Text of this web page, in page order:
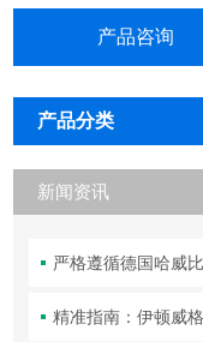
产品咨询
产品分类
新闻资讯
精准指南：伊顿威